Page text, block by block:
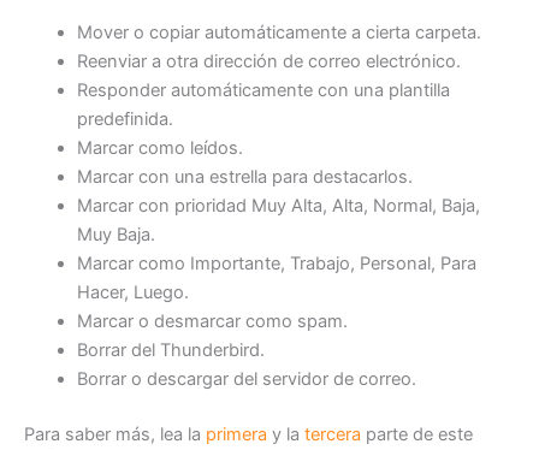
Mover o copiar automáticamente a cierta carpeta.
Reenviar a otra dirección de correo electrónico.
Responder automáticamente con una plantilla
predefinida.
Marcar como leídos.
Marcar con una estrella para destacarlos.
Marcar con prioridad Muy Alta, Alta, Normal, Baja,
Muy Baja.
Marcar como Importante, Trabajo, Personal, Para
Hacer, Luego.
Marcar o desmarcar como spam.
Borrar del Thunderbird.
Borrar o descargar del servidor de correo.
Para saber más, lea la primera y la tercera parte de este